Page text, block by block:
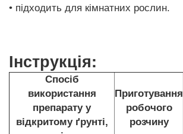
• підходить для кімнатних рослин.
Інструкція:
Спосіб
використання
препарату у
відкритому ґрунті,
Приготування
робочого
розчину